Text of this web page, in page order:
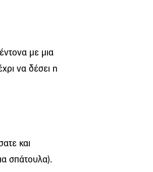
με μια
να δέσει η
και
σπάτουλα).